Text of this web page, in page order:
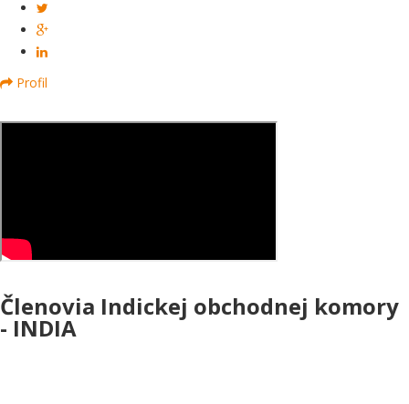
Profil
Členovia Indickej obchodnej komory
- INDIA